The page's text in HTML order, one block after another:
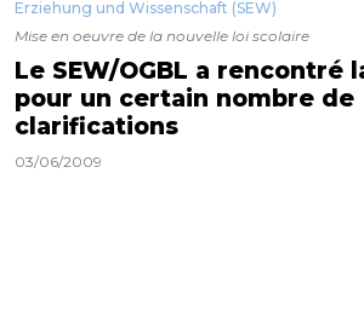
Erziehung und Wissenschaft (SEW)
Mise en oeuvre de la nouvelle loi scolaire
Le SEW/OGBL a rencontré
pour un certain nombre de
clarifications
03/06/2009